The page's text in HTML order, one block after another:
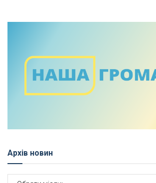
Архів новин